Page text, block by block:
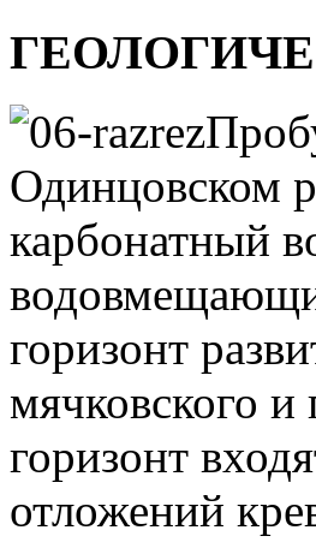
Одинцовском
карбонатный
горизонт
мячковского и
горизонт
отложений